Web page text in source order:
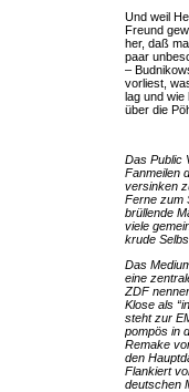
Und weil
Freund
her, daß
paar
–
vorliest,
lag und wie
über die
Das Public
Fanmeilen
versinken
Ferne zum
brüllende
viele
krude
Das
eine
ZDF
Klose als
steht zur
pompös in
Remake
den
Flankiert
deutschen